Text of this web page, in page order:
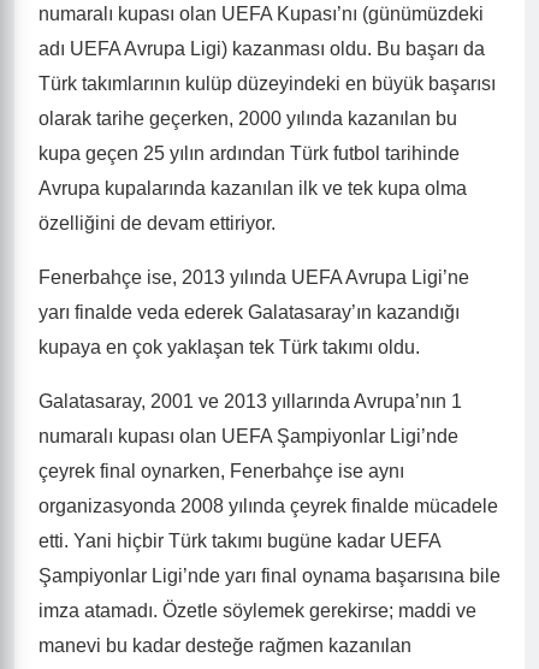
numaralı kupası olan UEFA Kupası’nı (günümüzdeki
adı UEFA Avrupa Ligi) kazanması oldu. Bu başarı da
Türk takımlarının kulüp düzeyindeki en büyük başarısı
olarak tarihe geçerken, 2000 yılında kazanılan bu
kupa geçen 25 yılın ardından Türk futbol tarihinde
Avrupa kupalarında kazanılan ilk ve tek kupa olma
özelliğini de devam ettiriyor.
Fenerbahçe ise, 2013 yılında UEFA Avrupa Ligi’ne
yarı finalde veda ederek Galatasaray’ın kazandığı
kupaya en çok yaklaşan tek Türk takımı oldu.
Galatasaray, 2001 ve 2013 yıllarında Avrupa’nın 1
numaralı kupası olan UEFA Şampiyonlar Ligi’nde
çeyrek final oynarken, Fenerbahçe ise aynı
organizasyonda 2008 yılında çeyrek finalde mücadele
etti. Yani hiçbir Türk takımı bugüne kadar UEFA
Şampiyonlar Ligi’nde yarı final oynama başarısına bile
imza atamadı. Özetle söylemek gerekirse; maddi ve
manevi bu kadar desteğe rağmen kazanılan